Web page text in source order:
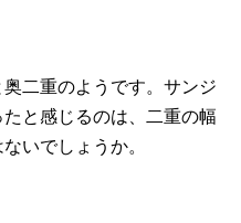
二重のようです。サンジ
と感じるのは、二重の幅
いでしょうか。